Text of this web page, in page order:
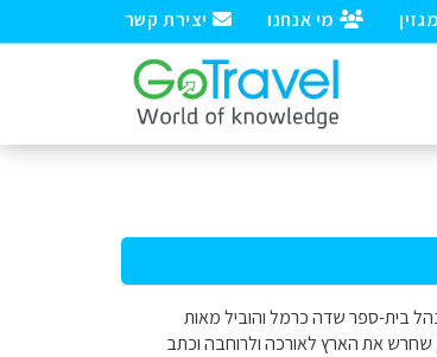
יצירת קשר מי אנחנו
בית-ספר שדה כרמל והוביל מאות
שחרש את הארץ לאורכה ולרוחבה וכתב